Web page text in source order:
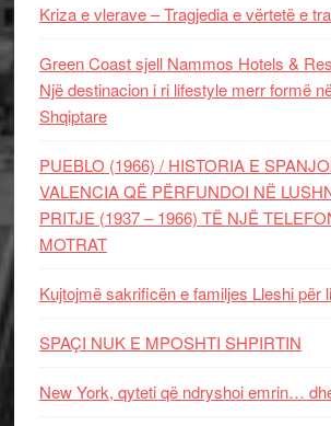
Kriza e vlerave – Tragjedia e vërtetë e
Green Coast sjell Nammos Hotels &
Një destinacion i ri lifestyle merr formë
Shqiptare
PUEBLO (1966) / HISTORIA E
VALENCIA QË PËRFUNDOI NË
PRITJE (1937 – 1966) TË NJË
MOTRAT
Kujtojmë sakrificën e familjes Lleshi për
SPAÇI NUK E MPOSHTI SHPIRTIN
New York, qyteti që ndryshoi emrin…